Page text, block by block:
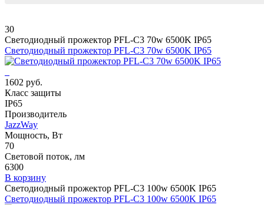
30
Светодиодный прожектор PFL-C3 70w 6500K IP65
Светодиодный прожектор PFL-C3 70w 6500K IP65
1602 руб.
Класс защиты
IP65
Производитель
JazzWay
Мощность, Вт
70
Световой поток, лм
6300
В корзину
Светодиодный прожектор PFL-C3 100w 6500K IP65
Светодиодный прожектор PFL-C3 100w 6500K IP65